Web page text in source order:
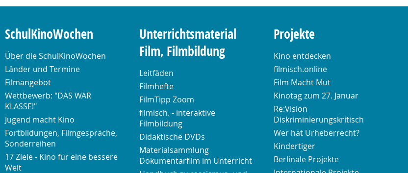
SchulKinoWochen
Über die SchulKinoWochen
Länder und Termine
Filmangebot
Wettbewerb: "DAS WAR
KLASSE!"
Jugend macht Kino
Fortbildungen, Filmgespräche,
Sonderreihen
17 Ziele - Kino für eine bessere
Welt
Unterrichtsmaterial
Film, Filmbildung
Leitfäden
Filmhefte
FilmTipp Zoom
filmisch. - interaktive
Filmbildung
Didaktische DVDs
Materialsammlung
Dokumentarfilm im Unterricht
Projekte
Kino entdecken
filmisch.online
Film Macht Mut
Kinotag zum 27. Januar
Re:Vision
Diskriminierungskritisch
Wer hat Urheberrecht?
Kindertiger
Berlinale Projekte